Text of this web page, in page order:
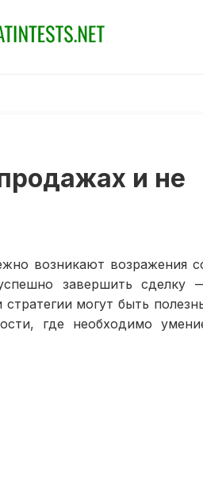
и не
возникают возражения
завершить сделку
могут быть
где необходимо